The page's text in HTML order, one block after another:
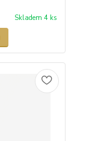
Skladem 4 ks